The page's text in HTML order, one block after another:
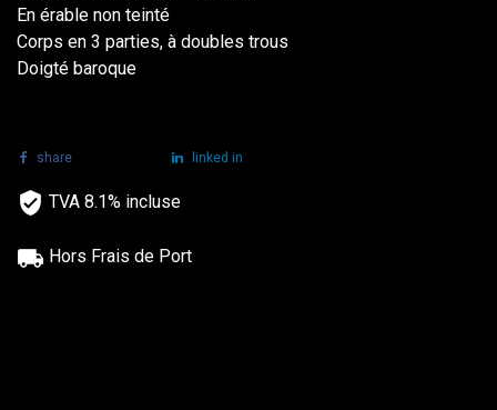
En érable non teinté
Corps en 3 parties, à doubles trous
Doigté baroque
share linked in
TVA 8.1% incluse
Hors Frais de Port